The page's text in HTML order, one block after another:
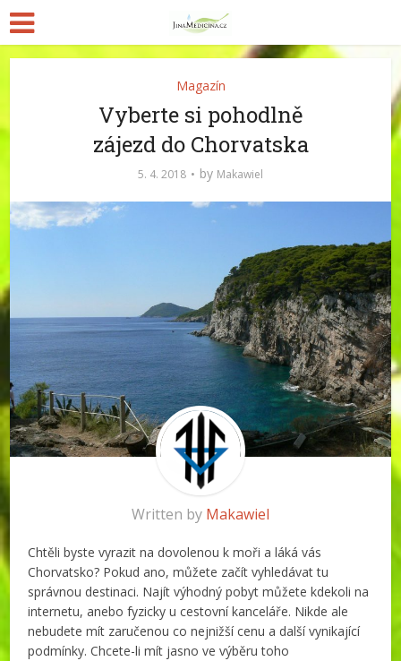
Magazín
Vyberte si pohodlně
zájezd do Chorvatska
5. 4. 2018 by Makawiel
Written by Makawiel
Chtěli byste vyrazit na dovolenou k moři a láká vás
Chorvatsko? Pokud ano, můžete začít vyhledávat tu
správnou destinaci. Najít výhodný pobyt můžete kdekoli na
internetu, anebo fyzicky u cestovní kanceláře. Nikde ale
nebudete mít zaručenou co nejnižší cenu a další vynikající
podmínky. Chcete-li mít jasno ve výběru toho